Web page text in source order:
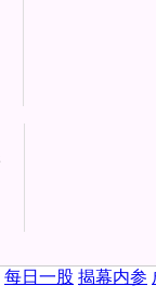
每日一股 揭幕内参